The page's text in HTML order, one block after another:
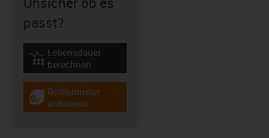
passt?
igus-icon-lebensdauerrechner
Lebensdauer
berechnen
igus-icon-gratismuster
Gratismuster
anfordern